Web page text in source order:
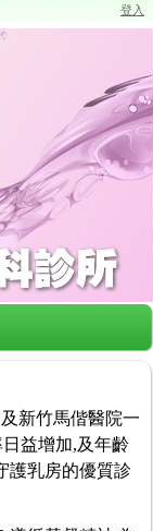
登入
新竹馬偕醫院一
益增加,及年齡
護乳房的優質診